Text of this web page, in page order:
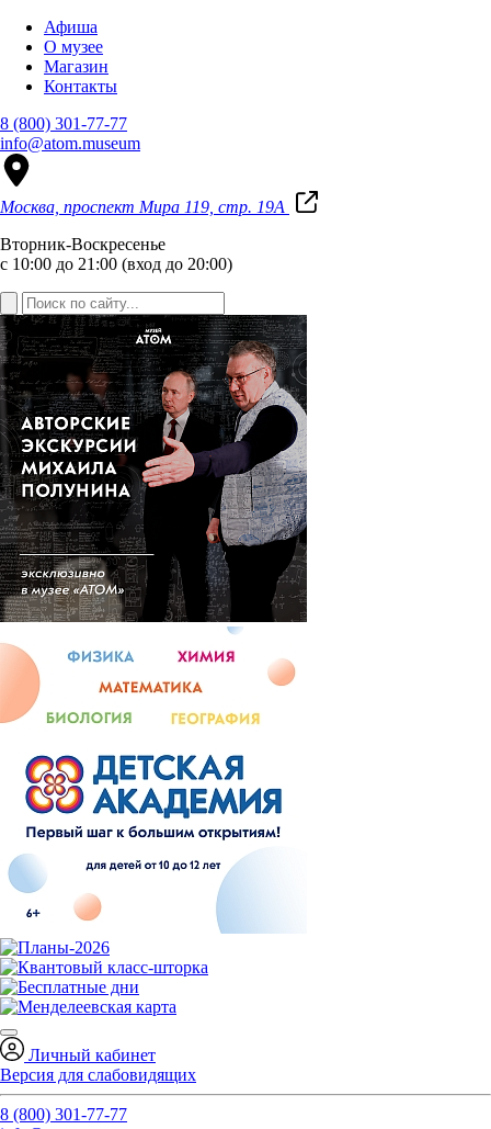
Афиша
О музее
Магазин
Контакты
8 (800) 301-77-77
info@atom.museum
Москва, проспект Мира 119, стр. 19А
Вторник-Воскресенье
с 10:00 до 21:00 (вход до 20:00)
Личный кабинет
Версия для слабовидящих
8 (800) 301-77-77